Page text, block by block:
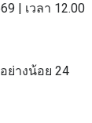
| เวลา 12.00
ย่างน้อย 24